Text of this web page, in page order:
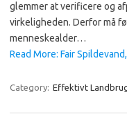
glemmer at verificere og
virkeligheden. Derfor må
menneskealder…
Read More: Fair
Category: Effektivt